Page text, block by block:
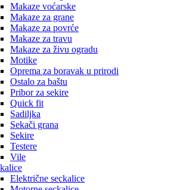
Makaze voćarske
Makaze za grane
Makaze za povrće
Makaze za travu
Makaze za živu ogradu
Motike
Oprema za boravak u prirodi
Ostalo za baštu
Pribor za sekire
Quick fit
Sadiljka
Sekači grana
Sekire
Testere
Vile
Električne seckalice